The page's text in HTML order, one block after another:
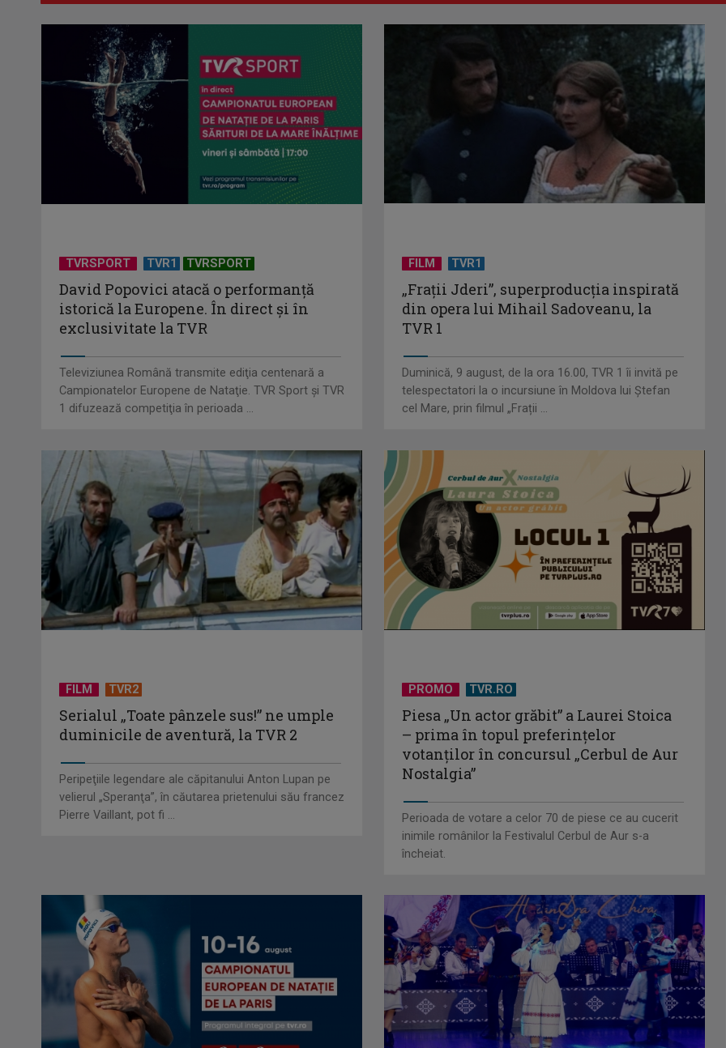
TVRSPORT TVR1 TVRSPORT
David Popovici atacă o performanţă
istorică la Europene. În direct şi în
exclusivitate la TVR
Televiziunea Română transmite ediţia centenară a
Campionatelor Europene de Nataţie. TVR Sport şi TVR
1 difuzează competiţia în perioada ...
FILM TVR1
„Frații Jderi”, superproducția inspirată
din opera lui Mihail Sadoveanu, la
TVR 1
Duminică, 9 august, de la ora 16.00, TVR 1 îi invită pe
telespectatori la o incursiune în Moldova lui Ștefan
cel Mare, prin filmul „Frații ...
FILM TVR2
Serialul „Toate pânzele sus!” ne umple
duminicile de aventură, la TVR 2
Peripeţiile legendare ale căpitanului Anton Lupan pe
velierul „Speranţa”, în căutarea prietenului său francez
Pierre Vaillant, pot fi ...
PROMO TVR.RO
Piesa „Un actor grăbit” a Laurei Stoica
– prima în topul preferinţelor
votanţilor în concursul „Cerbul de Aur
Nostalgia”
Perioada de votare a celor 70 de piese ce au cucerit
inimile românilor la Festivalul Cerbul de Aur s-a
încheiat.